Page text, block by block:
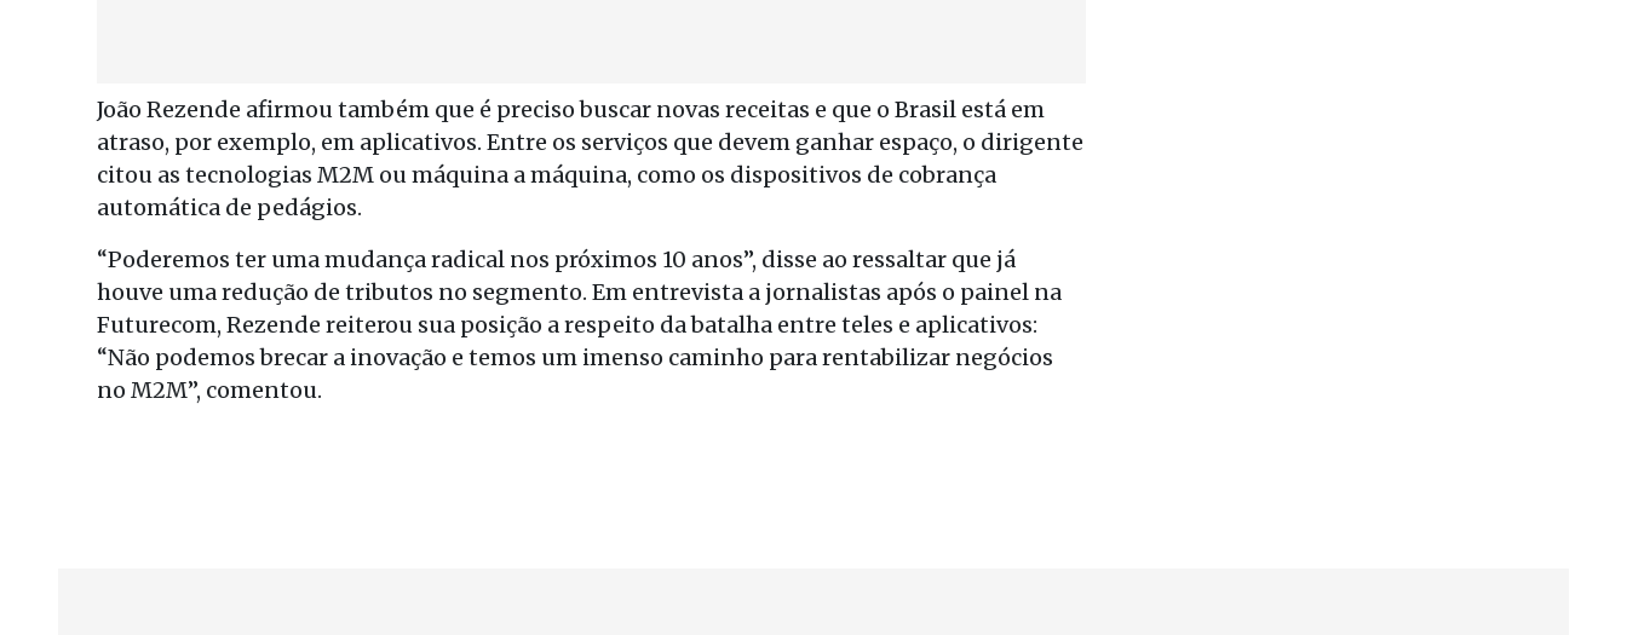
João Rezende afirmou também que é preciso buscar novas receitas e que o Brasil está em
atraso, por exemplo, em aplicativos. Entre os serviços que devem ganhar espaço, o dirigente
citou as tecnologias M2M ou máquina a máquina, como os dispositivos de cobrança
automática de pedágios.
“Poderemos ter uma mudança radical nos próximos 10 anos”, disse ao ressaltar que já
houve uma redução de tributos no segmento. Em entrevista a jornalistas após o painel na
Futurecom, Rezende reiterou sua posição a respeito da batalha entre teles e aplicativos:
“Não podemos brecar a inovação e temos um imenso caminho para rentabilizar negócios
no M2M”, comentou.